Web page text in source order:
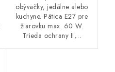
obývačky, jedálne alebo
kuchyne. Pätica E27 pre
žiarovku max. 60 W.
Trieda ochrany II,...